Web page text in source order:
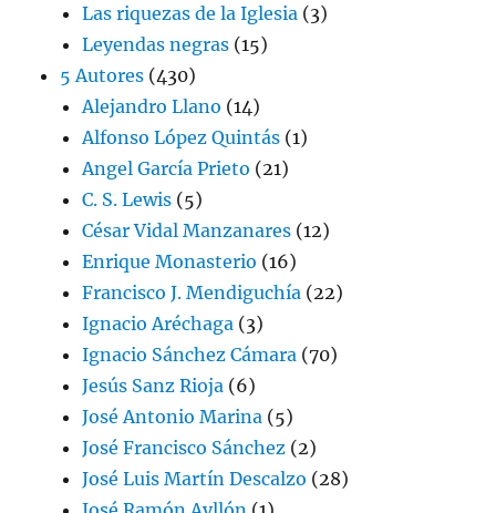
Las riquezas de la Iglesia (3)
Leyendas negras (15)
5 Autores (430)
Alejandro Llano (14)
Alfonso López Quintás (1)
Angel García Prieto (21)
C. S. Lewis (5)
César Vidal Manzanares (12)
Enrique Monasterio (16)
Francisco J. Mendiguchía (22)
Ignacio Aréchaga (3)
Ignacio Sánchez Cámara (70)
Jesús Sanz Rioja (6)
José Antonio Marina (5)
José Francisco Sánchez (2)
José Luis Martín Descalzo (28)